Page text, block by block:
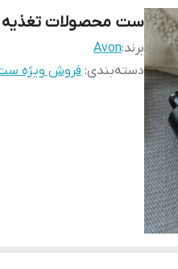
ست محصولات تغذیه
برند:Avon
دسته‌بندی: فروش ویژه